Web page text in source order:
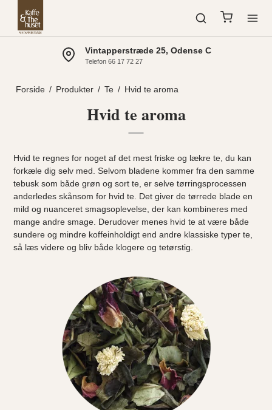
Vintapperstræde 25, Odense C
Telefon 66 17 72 27
Forside / Produkter / Te / Hvid te aroma
Hvid te aroma
Hvid te regnes for noget af det mest friske og lækre te, du kan
forkæle dig selv med. Selvom bladene kommer fra den samme
tebusk som både grøn og sort te, er selve tørringsprocessen
anderledes skånsom for hvid te. Det giver de tørrede blade en
mild og nuanceret smagsoplevelse, der kan kombineres med
mange andre smage. Derudover menes hvid te at være både
sundere og mindre koffeinholdigt end andre klassiske typer te
så læs videre og bliv både klogere og tetørstig.